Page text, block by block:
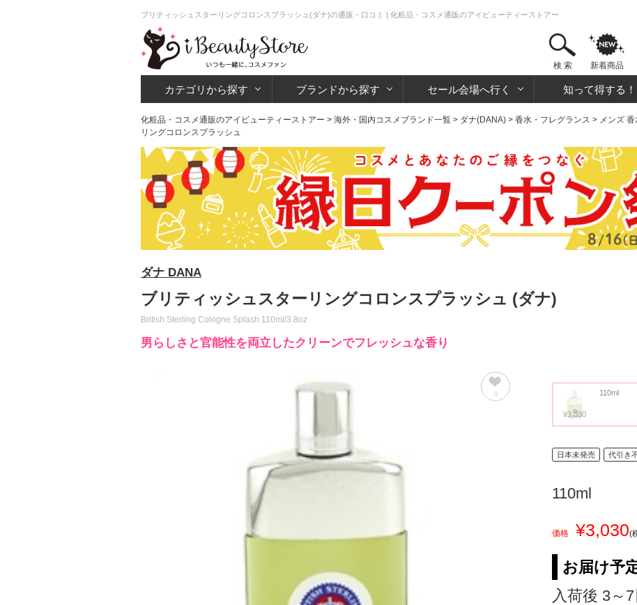
ブリティッシュスターリングコロンスプラッシュ(ダナ)の通販・口コミ | 化粧品・コスメ通販のアイビューティーストアー
検 索 新着商品
カテゴリから探す ブランドから探す セール会場へ行く 知って得する！
化粧品・コスメ通販のアイビューティーストアー > 海外・国内コスメブランド一覧 > ダナ(DANA) > 香水・フレグランス > メンズ
リングコロンスプラッシュ
ダナ DANA
ブリティッシュスターリングコロンスプラッシュ (ダナ)
British Sterling Cologne Splash 110ml/3.8oz
男らしさと官能性を両立したクリーンでフレッシュな香り
0
¥3,030
110ml
日本未発売 代引き
110ml
価格 ¥3,030(
お届け予
入荷後 3～7